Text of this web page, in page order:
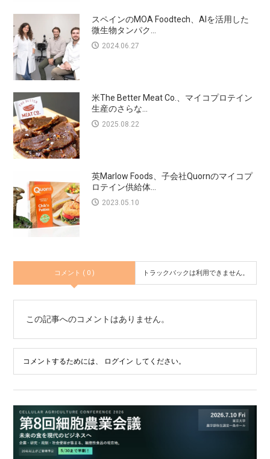
スペインのMOA Foodtech、AIを活用した
微生物タンパク...
2024.06.27
米The Better Meat Co.、マイコプロテイン
生産のさらな...
2025.08.22
英Marlow Foods、子会社Quornのマイコプ
ロテイン供給体...
2023.05.10
コメント ( 0 ) トラックバックは利用できません。
この記事へのコメントはありません。
コメントするためには、 ログイン してください。